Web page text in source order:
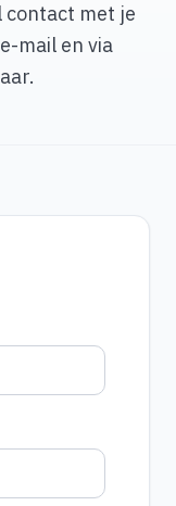
contact met je
mail en via